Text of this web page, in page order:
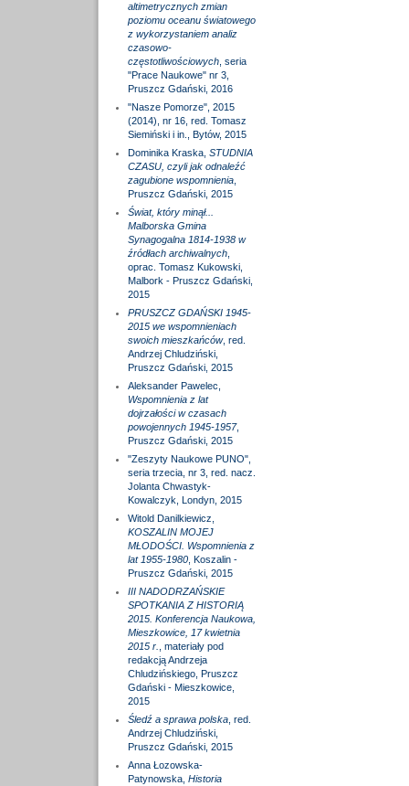
altimetrycznych zmian
poziomu oceanu światowego
z wykorzystaniem analiz
czasowo-
częstotliwościowych, seria
"Prace Naukowe" nr 3,
Pruszcz Gdański, 2016
"Nasze Pomorze", 2015
(2014), nr 16, red. Tomasz
Siemiński i in., Bytów, 2015
Dominika Kraska, STUDNIA
CZASU, czyli jak odnaleźć
zagubione wspomnienia,
Pruszcz Gdański, 2015
Świat, który minął...
Malborska Gmina
Synagogalna 1814-1938 w
źródłach archiwalnych,
oprac. Tomasz Kukowski,
Malbork - Pruszcz Gdański,
2015
PRUSZCZ GDAŃSKI 1945-
2015 we wspomnieniach
swoich mieszkańców, red.
Andrzej Chludziński,
Pruszcz Gdański, 2015
Aleksander Pawelec,
Wspomnienia z lat
dojrzałości w czasach
powojennych 1945-1957,
Pruszcz Gdański, 2015
"Zeszyty Naukowe PUNO",
seria trzecia, nr 3, red. nacz.
Jolanta Chwastyk-
Kowalczyk, Londyn, 2015
Witold Danilkiewicz,
KOSZALIN MOJEJ
MŁODOŚCI. Wspomnienia z
lat 1955-1980, Koszalin -
Pruszcz Gdański, 2015
III NADODRZAŃSKIE
SPOTKANIA Z HISTORIĄ
2015. Konferencja Naukowa,
Mieszkowice, 17 kwietnia
2015 r.
, materiały pod
redakcją Andrzeja
Chludzińskiego, Pruszcz
Gdański - Mieszkowice,
2015
Śledź a sprawa polska, red.
Andrzej Chludziński,
Pruszcz Gdański, 2015
Anna Łozowska-
Patynowska, Historia